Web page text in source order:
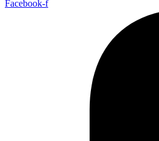
Facebook-f